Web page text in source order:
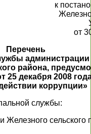
к
от
Перечень
администрации
района,
25 декабря 2008
коррупции»
службы:
Железного сельского